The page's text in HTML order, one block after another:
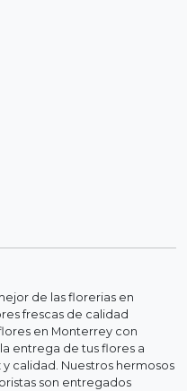
de las florerias en
frescas de calidad
en Monterrey con
entrega de tus flores a
calidad. Nuestros hermosos
son entregados